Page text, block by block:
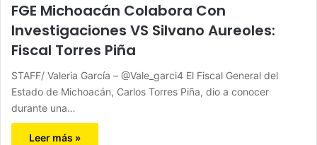
FGE Michoacán Colabora Con
Investigaciones VS Silvano Aureoles:
Fiscal Torres Piña
STAFF/ Valeria García – @Vale_garci4 El Fiscal General del
Estado de Michoacán, Carlos Torres Piña, dio a conocer
durante una…
Leer más »